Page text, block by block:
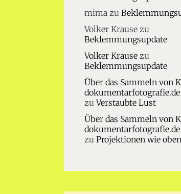
mimazu
Volker Krausezu
Beklemmungsupdate
Volker Krausezu
Beklemmungsupdate
Über das Sammeln von
zuVerstaubte Lust
Über das Sammeln von
zu Projektionen wie